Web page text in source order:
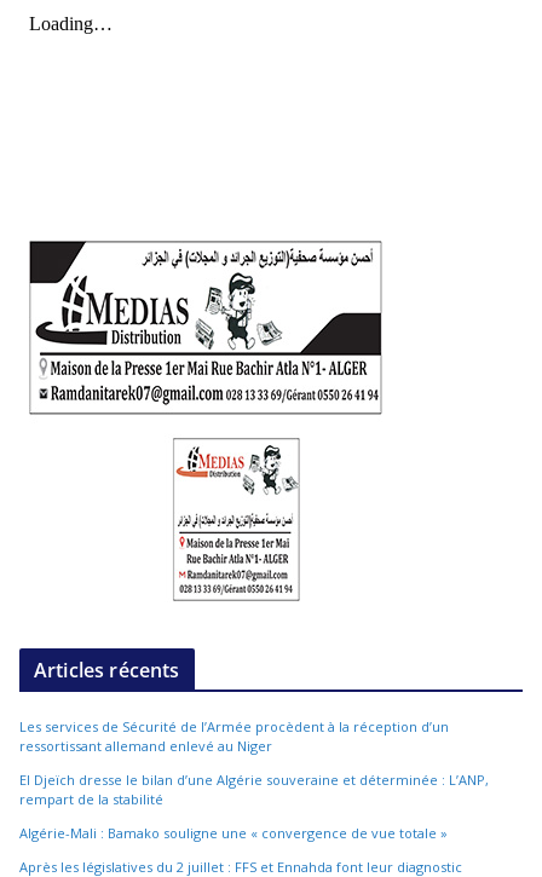
Articles récents
Les services de Sécurité de l’Armée procèdent à la réception d’un
ressortissant allemand enlevé au Niger
El Djeïch dresse le bilan d’une Algérie souveraine et déterminée : L’ANP,
rempart de la stabilité
Algérie-Mali : Bamako souligne une « convergence de vue totale »
Après les législatives du 2 juillet : FFS et Ennahda font leur diagnostic